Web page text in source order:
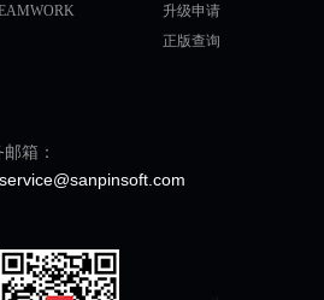
升级申请
正版查询
箱：